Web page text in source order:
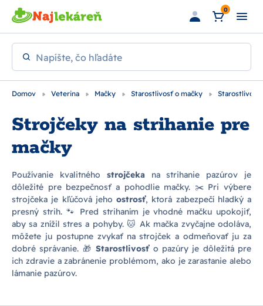
Preskočiť na hlavný obsah 0
Napíšte, čo hľadáte
Domov Veterina Mačky Starostlivosť o mačky Starostlivosť
Strojčeky na strihanie pre
mačky
Používanie kvalitného strojčeka na strihanie pazúrov je
dôležité pre bezpečnosť a pohodlie mačky. ✂️ Pri výbere
strojčeka je kľúčová jeho ostrosť, ktorá zabezpečí hladký a
presný strih. 🐾 Pred strihaním je vhodné mačku upokojiť,
aby sa znížil stres a pohyby. 🐱 Ak mačka zvyčajne odoláva,
môžete ju postupne zvykať na strojček a odmeňovať ju za
dobré správanie. 🎁Starostlivosťo pazúry je dôležitá pre
ich zdravie a zabránenie problémom, ako je zarastanie alebo
lámanie pazúrov.